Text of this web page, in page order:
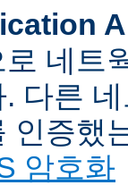
네트
다른
인증했
암호화